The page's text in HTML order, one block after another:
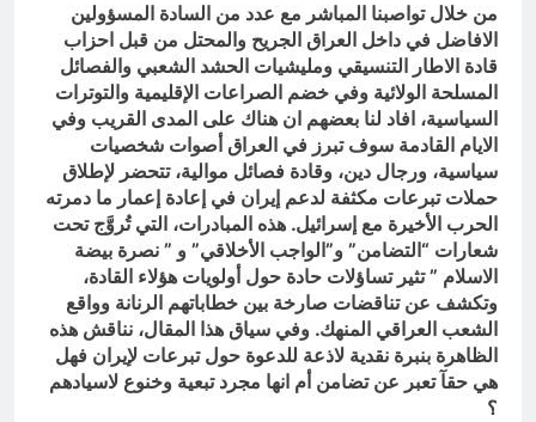
من خلال تواصبنا المباشر مع عدد من السادة المسؤولين
الافاضل في داخل العراق الجريح والمحتل من قبل احزاب
قادة الاطار التنسيقي ومليشيات الحشد الشعبي والفصائل
المسلحة الولائية وفي خضم الصراعات الإقليمية والتوترات
السياسية، افاد لنا بعضهم ان هناك على المدى القريب وفي
الايام القادمة سوف تبرز في العراق أصوات شخصيات
سياسية، ورجال دين، وقادة فصائل موالية، تتحضر لإطلاق
حملات تبرعات مكثفة لدعم إيران في إعادة إعمار ما دمرته
الحرب الأخيرة مع إسرائيل. هذه المبادرات، التي تُروَّج تحت
شعارات “التضامن” و”الواجب الأخلاقي” و ” نصرة بيضة
الاسلام ” تثير تساؤلات حادة حول أولويات هؤلاء القادة،
وتكشف عن تناقضات صارخة بين خطاباتهم الرنانة وواقع
الشعب العراقي المنهك. وفي سياق هذا المقال، نناقش هذه
الظاهرة بنبرة نقدية لاذعة للدعوة حول تبرعات لإيران فهل
هي حقآ تعبر عن تضامن أم انها مجرد تبعية وخنوع لاسيادهم
؟